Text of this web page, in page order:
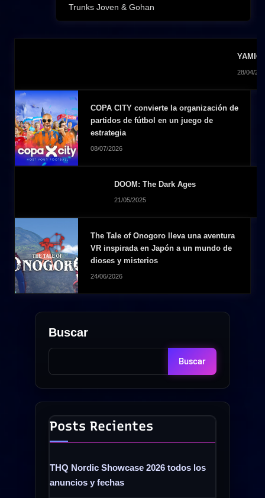
Trunks Joven & Gohan
28/04/
COPA CITY convierte la organización de
partidos de fútbol en un juego de
estrategia
08/07/2026
DOOM: The Dark Ages
21/05/2025
The Tale of Onogoro lleva una aventura
VR inspirada en Japón a un mundo de
dioses y misterios
24/06/2026
Buscar
Buscar
Posts Recientes
THQ Nordic Showcase 2026 todos los
anuncios y fechas